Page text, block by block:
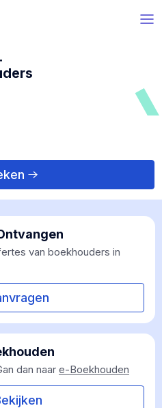
van boekhouders in
dan naar e-Boekhouden